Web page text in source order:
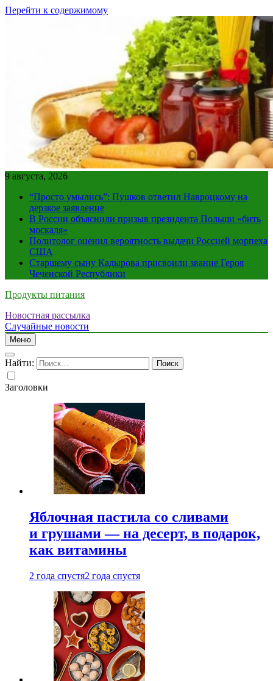
Перейти к содержимому
9 августа, 2026
“Просто умылись”: Пушков ответил Навроцкому на
дерзкое заявление
В России объяснили призыв президента Польши «бить
москаля»
Политолог оценил вероятность выдачи Россией морпеха
США
Старшему сыну Кадырова присвоили звание Героя
Чеченской Республики
Продукты питания
Новостная рассылка
Случайные новости
Меню
Найти:
Заголовки
Яблочная пастила со сливами
и грушами — на десерт, в подарок,
как витамины
2 года спустя2 года спустя